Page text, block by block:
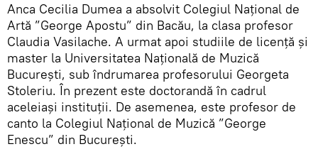
Anca Cecilia Dumea a absolvit Colegiul Național de
Artă ”George Apostu” din Bacău, la clasa profesor
Claudia Vasilache. A urmat apoi studiile de licență și
master la Universitatea Națională de Muzică
București, sub îndrumarea profesorului Georgeta
Stoleriu. În prezent este doctorandă în cadrul
aceleiași instituții. De asemenea, este profesor de
canto la Colegiul Național de Muzică ”George
Enescu” din București.